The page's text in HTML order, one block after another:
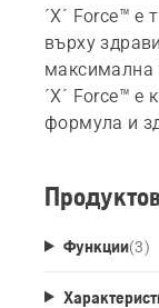
´X´ Force™ е
върху
максимална
´X´ Force™
формула и
Функции(3)